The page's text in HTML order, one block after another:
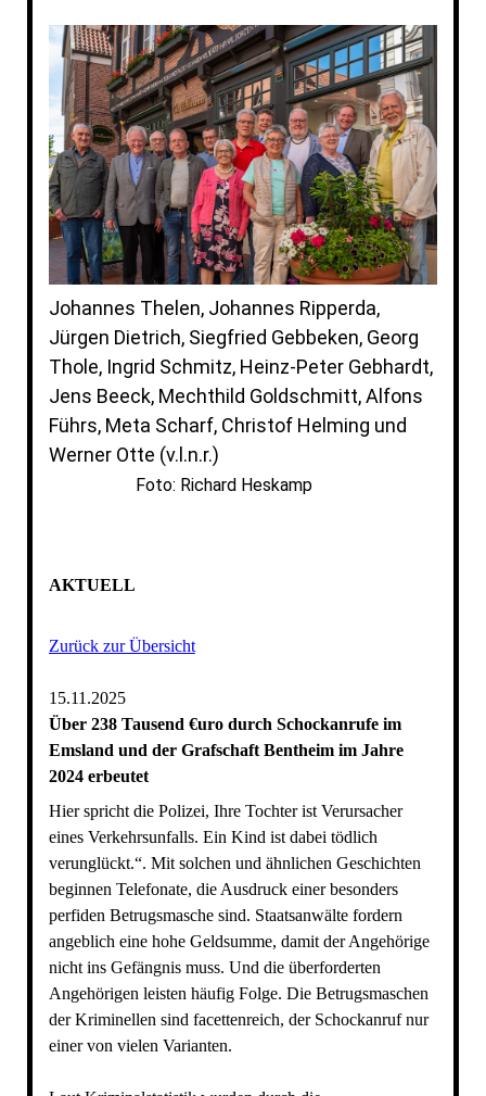
Johannes Thelen, Johannes Ripperda,
Jürgen Dietrich, Siegfried Gebbeken, Georg
Thole, Ingrid Schmitz, Heinz-Peter Gebhardt,
Jens Beeck, Mechthild Goldschmitt, Alfons
Führs, Meta Scharf, Christof Helming und
Werner Otte (v.l.n.r.)
Foto: Richard Heskamp
AKTUELL
Zurück zur Übersicht
15.11.2025
Über 238 Tausend €uro durch Schockanrufe im
Emsland und der Grafschaft Bentheim im Jahre
2024 erbeutet
Hier spricht die Polizei, Ihre Tochter ist Verursacher
eines Verkehrsunfalls. Ein Kind ist dabei tödlich
verunglückt.“. Mit solchen und ähnlichen Geschichten
beginnen Telefonate, die Ausdruck einer besonders
perfiden Betrugsmasche sind. Staatsanwälte fordern
angeblich eine hohe Geldsumme, damit der Angehörige
nicht ins Gefängnis muss. Und die überforderten
Angehörigen leisten häufig Folge. Die Betrugsmaschen
der Kriminellen sind facettenreich, der Schockanruf nur
einer von vielen Varianten.